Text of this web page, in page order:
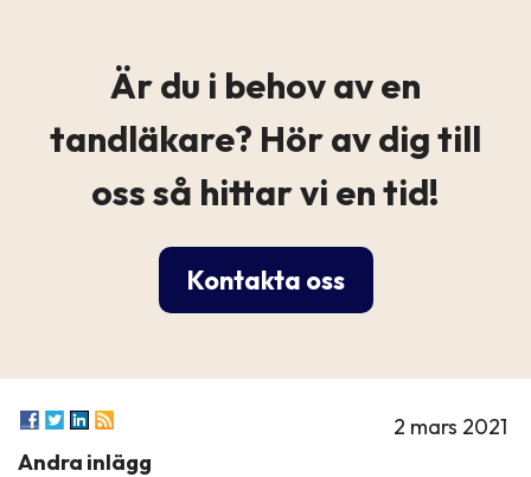
Är du i behov av en
tandläkare? Hör av dig till
oss så hittar vi en tid!
Kontakta oss
2 mars 2021
Andra inlägg